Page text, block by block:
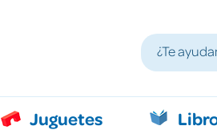
Juguetes